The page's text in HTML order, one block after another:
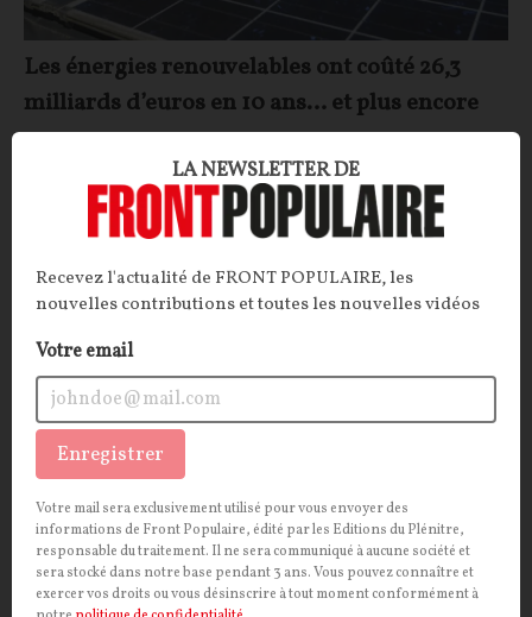
Les énergies renouvelables ont coûté 26,3
milliards d’euros en 10 ans… et plus encore
. Pour subventionner la production
d’énergies renouvelables, l’État aura déboursé 26,3
milliards d’euros en 10 ans, s’émeut la Cour des
Comptes. Voire beaucoup plus, si l'on y regarde de plus
près…
POLITIQUEIDÉES
LA NEWSLETTER DE
Recevez l'actualité de FRONT POPULAIRE, les
nouvelles contributions et toutes les nouvelles vidéos
Votre email
Enregistrer
Votre mail sera exclusivement utilisé pour vous envoyer des
informations de Front Populaire, édité par les Editions du Plénitre,
responsable du traitement. Il ne sera communiqué à aucune société et
sera stocké dans notre base pendant 3 ans. Vous pouvez connaître et
exercer vos droits ou vous désinscrire à tout moment conformément à